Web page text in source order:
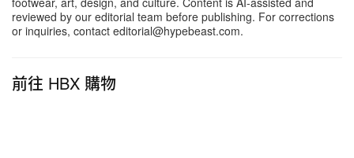
reviewed by our editorial team before publishing. For corrections
or inquiries, contact editorial@hypebeast.com.
前往 HBX 購物